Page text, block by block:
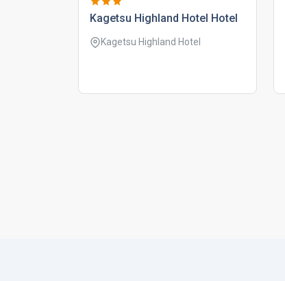
kagetsu highland hotel hotel
Kagetsu Highland Hotel